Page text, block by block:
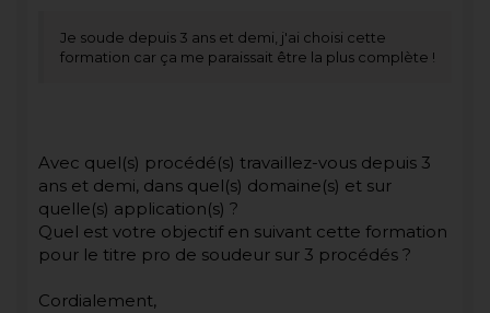
Je soude depuis 3 ans et demi, j'ai choisi cette
formation car ça me paraissait être la plus complète !
Avec quel(s) procédé(s) travaillez-vous depuis 3
ans et demi, dans quel(s) domaine(s) et sur
quelle(s) application(s) ?
Quel est votre objectif en suivant cette formation
pour le titre pro de soudeur sur 3 procédés ?
Cordialement,